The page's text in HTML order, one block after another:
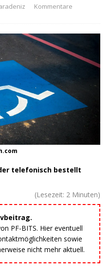
Kommentare
telefonisch bestellt
(Lesezeit: 2 Minuten)
PF-BITS. Hier eventuell
sowie
nicht mehr aktuell.